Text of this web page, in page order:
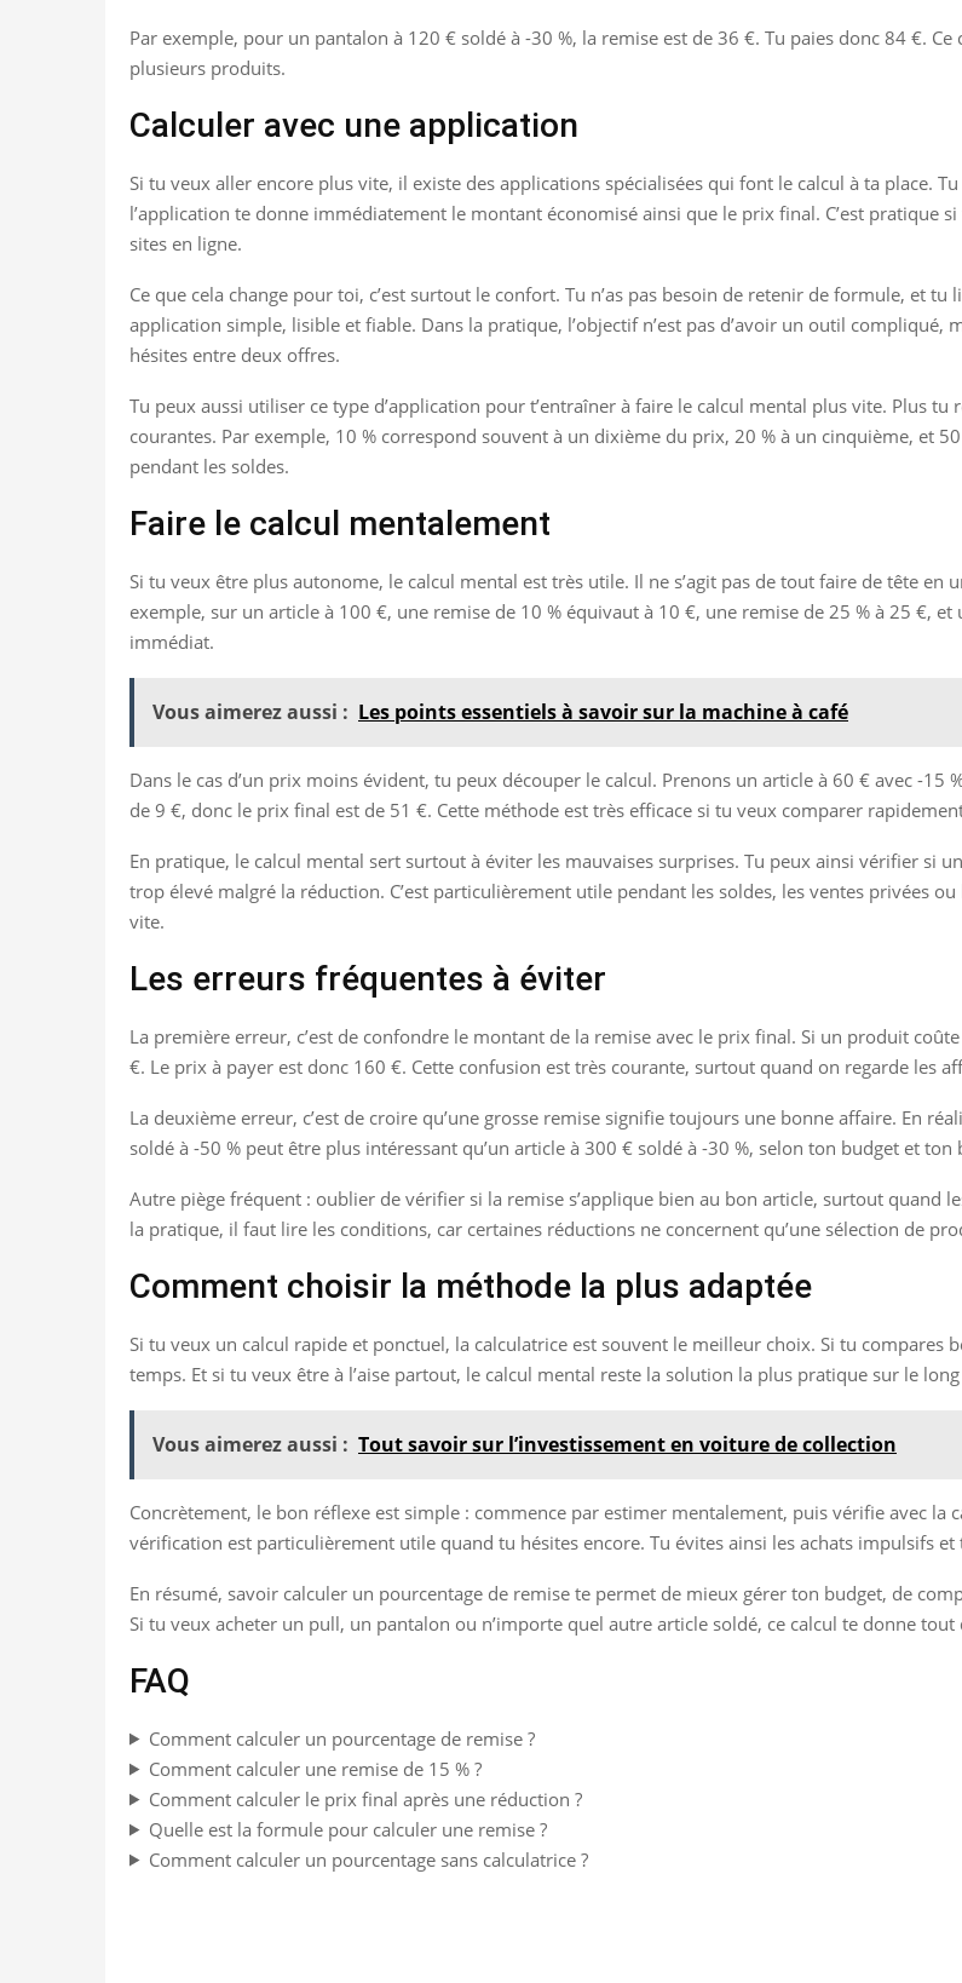
Par exemple, pour un pantalon à 120 € soldé à -30 %, la remise est de 36 €. Tu paies donc 84 €.
plusieurs produits.
Calculer avec une application
Si tu veux aller encore plus vite, il existe des applications spécialisées qui font le calcul à ta place.
l’application te donne immédiatement le montant économisé ainsi que le prix final. C’est pratique
sites en ligne.
Ce que cela change pour toi, c’est surtout le confort. Tu n’as pas besoin de retenir de formule, et
application simple, lisible et fiable. Dans la pratique, l’objectif n’est pas d’avoir un outil
hésites entre deux offres.
Tu peux aussi utiliser ce type d’application pour t’entraîner à faire le calcul mental plus vite. Plus tu
courantes. Par exemple, 10 % correspond souvent à un dixième du prix, 20 % à un cinquième, et
pendant les soldes.
Faire le calcul mentalement
Si tu veux être plus autonome, le calcul mental est très utile. Il ne s’agit pas de tout faire de tête en
exemple, sur un article à 100 €, une remise de 10 % équivaut à 10 €, une remise de 25 % à 25 €,
immédiat.
Vous aimerez aussi : Les points essentiels à savoir sur la machine à café
Dans le cas d’un prix moins évident, tu peux découper le calcul. Prenons un article à 60 € avec -15
de 9 €, donc le prix final est de 51 €. Cette méthode est très efficace si tu veux comparer
En pratique, le calcul mental sert surtout à éviter les mauvaises surprises. Tu peux ainsi vérifier si
trop élevé malgré la réduction. C’est particulièrement utile pendant les soldes, les ventes privées
vite.
Les erreurs fréquentes à éviter
La première erreur, c’est de confondre le montant de la remise avec le prix final. Si un produit
€. Le prix à payer est donc 160 €. Cette confusion est très courante, surtout quand on regarde les
La deuxième erreur, c’est de croire qu’une grosse remise signifie toujours une bonne affaire. En
soldé à -50 % peut être plus intéressant qu’un article à 300 € soldé à -30 %, selon ton budget et ton
Autre piège fréquent : oublier de vérifier si la remise s’applique bien au bon article, surtout quand
la pratique, il faut lire les conditions, car certaines réductions ne concernent qu’une sélection de
Comment choisir la méthode la plus adaptée
Si tu veux un calcul rapide et ponctuel, la calculatrice est souvent le meilleur choix. Si tu
temps. Et si tu veux être à l’aise partout, le calcul mental reste la solution la plus pratique sur le
Vous aimerez aussi : Tout savoir sur l’investissement en voiture de collection
Concrètement, le bon réflexe est simple : commence par estimer mentalement, puis vérifie avec la
vérification est particulièrement utile quand tu hésites encore. Tu évites ainsi les achats impulsifs
En résumé, savoir calculer un pourcentage de remise te permet de mieux gérer ton budget, de
Si tu veux acheter un pull, un pantalon ou n’importe quel autre article soldé, ce calcul te donne
FAQ
Comment calculer un pourcentage de remise ?
Comment calculer une remise de 15 % ?
Comment calculer le prix final après une réduction ?
Quelle est la formule pour calculer une remise ?
Comment calculer un pourcentage sans calculatrice ?